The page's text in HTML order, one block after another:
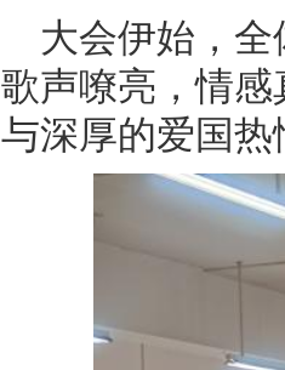
大会伊始， 全
歌声嘹亮，情
与深厚的爱国热